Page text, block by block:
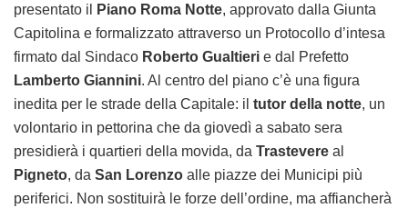
presentato il
Piano Roma Notte, approvato dalla Giunta
Capitolina e formalizzato attraverso un Protocollo d’intesa
firmato dal Sindaco Roberto Gualtieri e dal Prefetto
Lamberto Giannini. Al centro del piano c’è una figura
inedita per le strade della Capitale: il tutor della notte, un
volontario in pettorina che da giovedì a sabato sera
presidierà i quartieri della movida, da Trastevere al
Pigneto, da San Lorenzo alle piazze dei Municipi più
periferici. Non sostituirà le forze dell’ordine, ma affiancherà